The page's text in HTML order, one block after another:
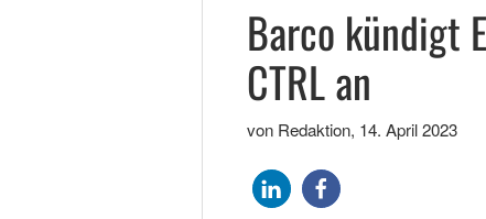
Barco kündigt
CTRL an
von Redaktion, 14. April 2023